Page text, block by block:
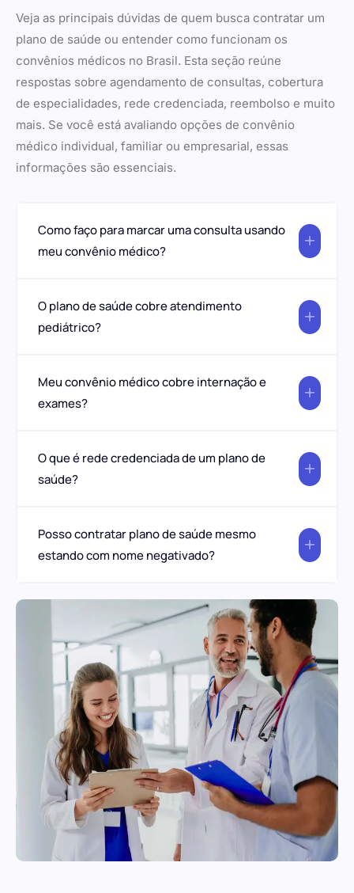
Veja as principais dúvidas de quem busca contratar um
plano de saúde ou entender como funcionam os
convênios médicos no Brasil. Esta seção reúne
respostas sobre agendamento de consultas, cobertura
de especialidades, rede credenciada, reembolso e muito
mais. Se você está avaliando opções de convênio
médico individual, familiar ou empresarial, essas
informações são essenciais.
Como faço para marcar uma consulta usando
meu convênio médico?
O plano de saúde cobre atendimento
pediátrico?
Meu convênio médico cobre internação e
exames?
O que é rede credenciada de um plano de
saúde?
Posso contratar plano de saúde mesmo
estando com nome negativado?